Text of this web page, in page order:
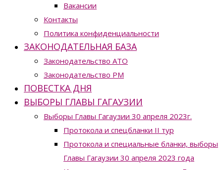
Вакансии
Контакты
Политика конфиденциальности
ЗАКОНОДАТЕЛЬНАЯ БАЗА
Законодательство ATO
Законодательство РМ
ПОВЕСТКА ДНЯ
ВЫБОРЫ ГЛАВЫ ГАГАУЗИИ
Выборы Главы Гагаузии 30 апреля 2023г.
Протокола и спецбланки II тур
Протокола и специальные бланки, выборы
Главы Гагаузии 30 апреля 2023 года